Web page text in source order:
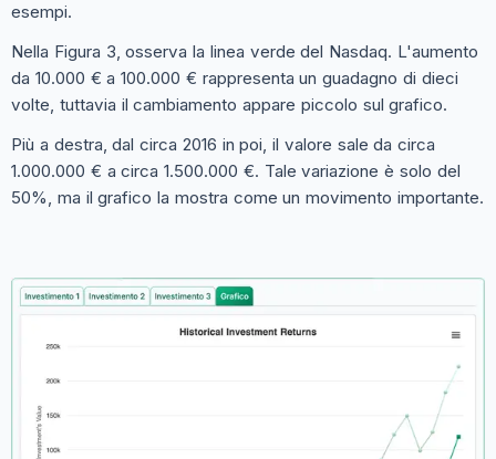
esempi.
Nella Figura 3, osserva la linea verde del Nasdaq. L'aumento
da 10.000 € a 100.000 € rappresenta un guadagno di dieci
volte, tuttavia il cambiamento appare piccolo sul grafico.
Più a destra, dal circa 2016 in poi, il valore sale da circa
1.000.000 € a circa 1.500.000 €. Tale variazione è solo del
50%, ma il grafico la mostra come un movimento importante.